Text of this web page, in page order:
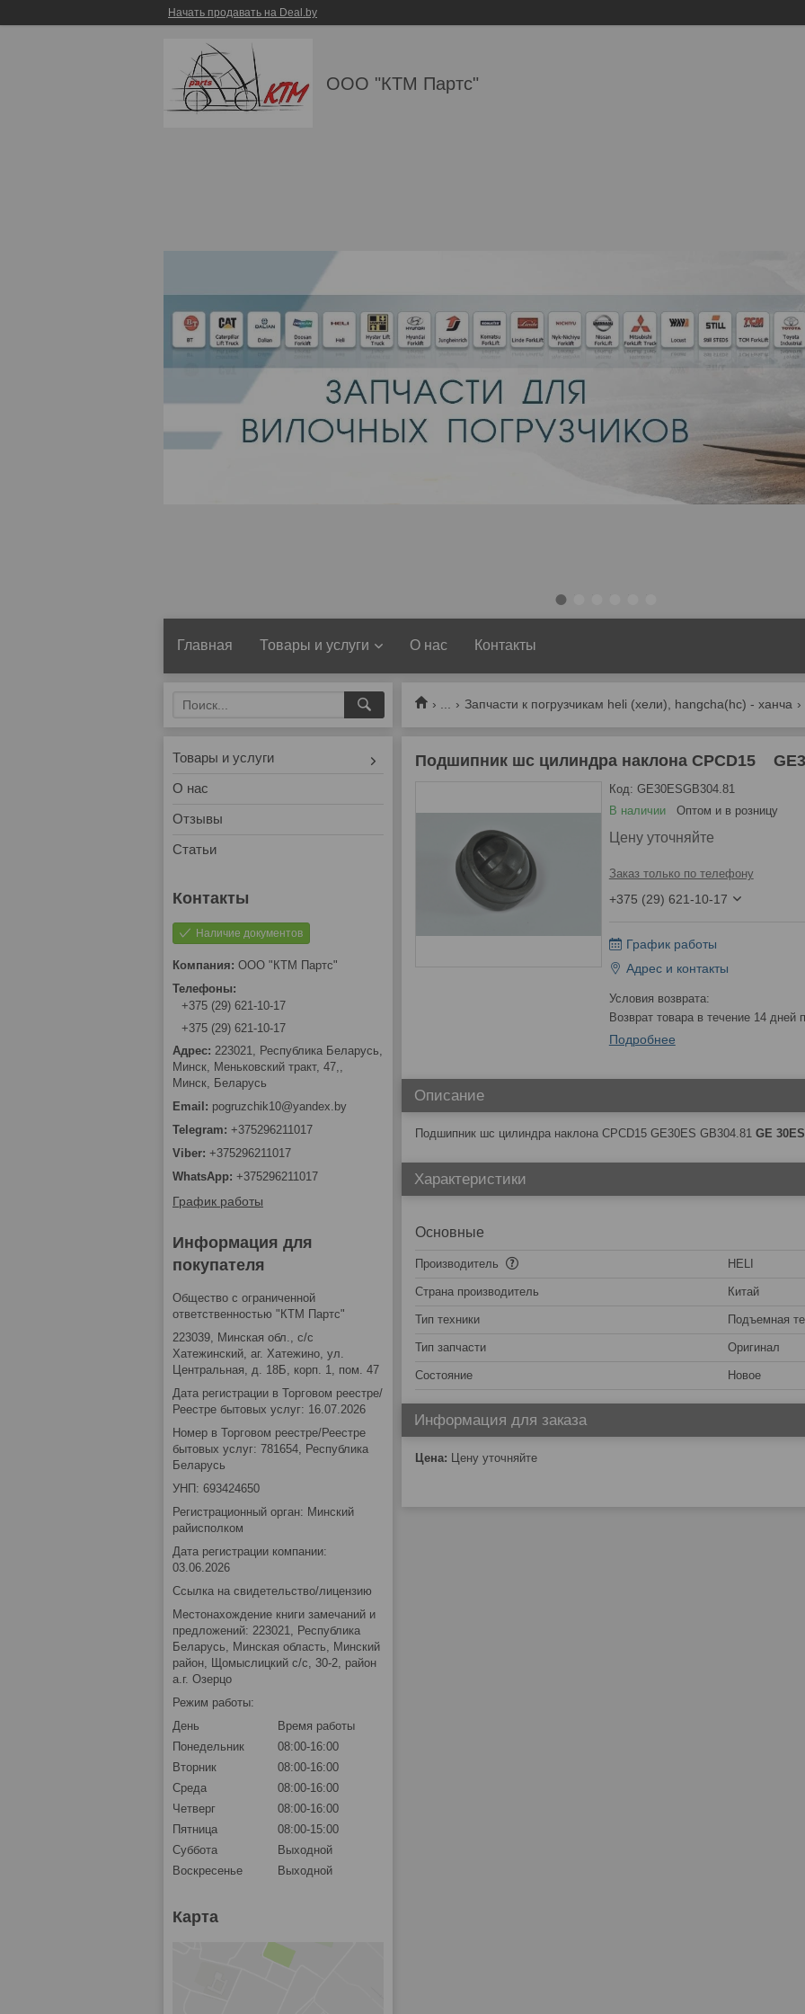
Начать продавать на Deal.by
ООО "КТМ Партс"
Главная Товары и услуги О нас Контакты
... Запчасти к погрузчикам heli (хели), hangcha(hc) - ханча
Подшипник шс цилиндра наклона CPCD15
В наличии Оптом и в розницу
Код: GE30ESGB304.81
Цену уточняйте
Заказ только по телефону
+375 (29) 621-10-17
График работы
Адрес и контакты
возврат товара в течение 14 дней
Подробнее
Описание
Подшипник шс цилиндра наклона CPCD15 GE30ES GB304.81 GE 30ES
Характеристики
Основные
Производитель HELI
Страна производитель Китай
Тип техники Подъемная
Тип запчасти Оригинал
Состояние Новое
Информация для заказа
Цена: Цену уточняйте
Товары и услуги
О нас
Отзывы
Статьи
Наличие документов
ООО "КТМ Партс"
+375 (29) 621-10-17
+375 (29) 621-10-17
223021, Республика Беларусь,
Минск, Меньковский тракт, 47,,
Минск, Беларусь
pogruzchik10@yandex.by
+375296211017
+375296211017
+375296211017
График работы
Информация для
покупателя
Общество с ограниченной
ответственностью "КТМ Партс"
223039, Минская обл., с/с
Хатежинский, аг. Хатежино, ул.
Центральная, д. 18Б, корп. 1, пом. 47
Дата регистрации в Торговом реестре/
Реестре бытовых услуг: 16.07.2026
Номер в Торговом реестре/Реестре
бытовых услуг: 781654, Республика
Беларусь
УНП: 693424650
Регистрационный орган: Минский
райисполком
Дата регистрации компании:
03.06.2026
Ссылка на свидетельство/лицензию
Местонахождение книги замечаний и
предложений: 223021, Республика
Беларусь, Минская область, Минский
район, Щомыслицкий с/с, 30-2, район
а.г. Озерцо
Режим работы:
День
Время работы
Понедельник
08:00-16:00
Вторник
08:00-16:00
Среда
08:00-16:00
Четверг
08:00-16:00
Пятница
08:00-15:00
Суббота
Выходной
Воскресенье
Выходной
Карта